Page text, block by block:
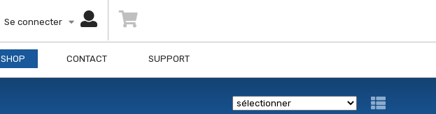
Se connecter
SHOP CONTACT SUPPORT